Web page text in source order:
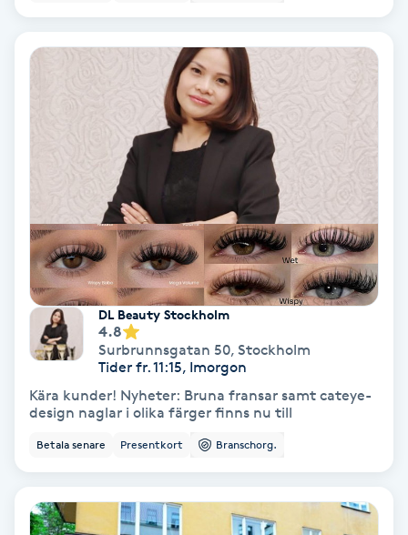
Tatueringsborttagning
Thaimassage
Torr hårbotten
Torrborstning
Triggerpunktsmassage
Trådning
Tvätt & Fön
DL Beauty Stockholm
4.8
Surbrunnsgatan 50, Stockholm
Tider fr. 11:15, Imorgon
Kära kunder! Nyheter: Bruna fransar samt cateye-
design naglar i olika färger finns nu till
Betala senare Presentkort Branschorg.